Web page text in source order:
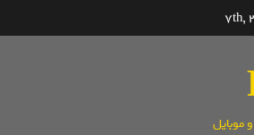
موبایل